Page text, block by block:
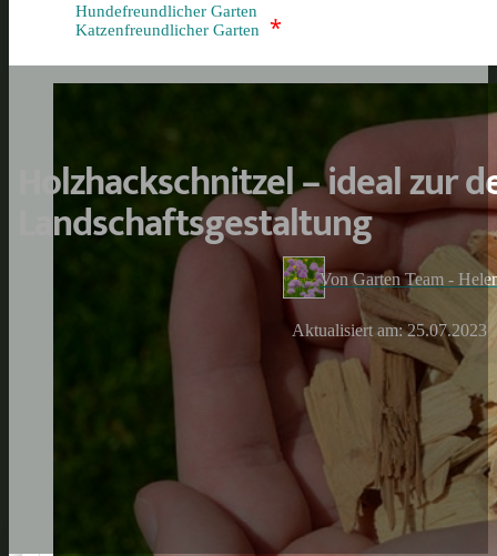
Hundefreundlicher Garten
Katzenfreundlicher Garten
*
Holzhackschnitzel – ideal zur
Landschaftsgestaltung
Von Garten Team -
Aktualisiert am: 25.07.2023